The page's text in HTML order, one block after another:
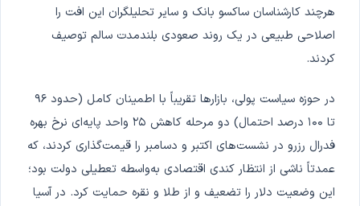
هرچند کارشناسان ساکسو بانک و سایر تحلیلگران این افت را
اصلاحی طبیعی در یک روند صعودی بلندمدت سالم توصیف
کردند.
در حوزه سیاست پولی، بازارها تقریباً با اطمینان کامل (حدود ۹۶
تا ۱۰۰ درصد احتمال) دو مرحله کاهش ۲۵ واحد پایه‌ای نرخ بهره
فدرال رزرو در نشست‌های اکتبر و دسامبر را قیمت‌گذاری کردند، که
عمدتاً ناشی از انتظار کندی اقتصادی به‌واسطه تعطیلی دولت بود؛
این وضعیت دلار را تضعیف و از طلا و نقره حمایت کرد. در آسیا